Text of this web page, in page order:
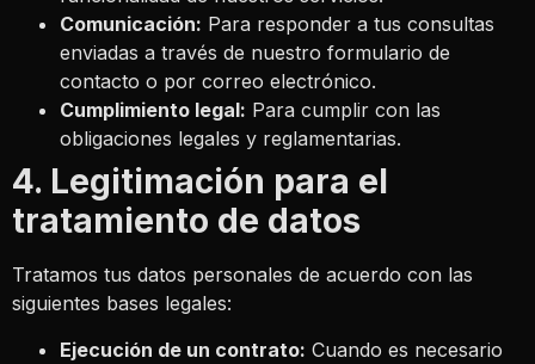
Comunicación: Para responder a tus consultas
enviadas a través de nuestro formulario de
contacto o por correo electrónico.
Cumplimiento legal: Para cumplir con las
obligaciones legales y reglamentarias.
4. Legitimación para el
tratamiento de datos
Tratamos tus datos personales de acuerdo con las
siguientes bases legales:
Ejecución de un contrato: Cuando es necesario